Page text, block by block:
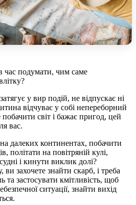
час подумати, чим саме
у вир подій, не відпускає ні
відчуває у собі непереборний
світ і бажає пригод, цей
вас.
далеких континентах, побачити
політати на повітряній кулі,
і кинути виклик долі?
захочете знайти скарб, і треба
та застосувати кмітливість, щоб
ситуації, знайти вихід